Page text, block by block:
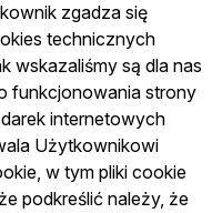
zgadza się
technicznych
wskazaliśmy są dla nas
funkcjonowania strony
internetowych
Użytkownikowi
w tym pliki cookie
podkreślić należy, że